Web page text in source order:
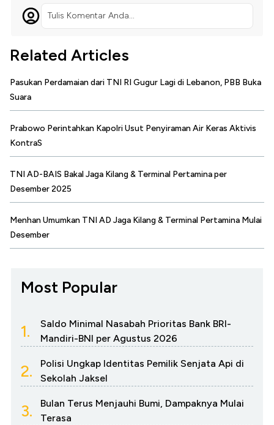
Tulis Komentar Anda...
Related Articles
Pasukan Perdamaian dari TNI RI Gugur Lagi di Lebanon, PBB Buka
Suara
Prabowo Perintahkan Kapolri Usut Penyiraman Air Keras Aktivis
KontraS
TNI AD-BAIS Bakal Jaga Kilang & Terminal Pertamina per
Desember 2025
Menhan Umumkan TNI AD Jaga Kilang & Terminal Pertamina Mulai
Desember
Most Popular
1.
Saldo Minimal Nasabah Prioritas Bank BRI-
Mandiri-BNI per Agustus 2026
2.
Polisi Ungkap Identitas Pemilik Senjata Api di
Sekolah Jaksel
3.
Bulan Terus Menjauhi Bumi, Dampaknya Mulai
Terasa